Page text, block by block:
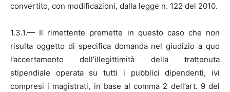
convertito, con modificazioni, dalla legge n. 122 del 2010.
1.3.1.— Il rimettente premette in questo caso che non
risulta oggetto di specifica domanda nel giudizio a quo
l’accertamento dell’illegittimità della trattenuta
stipendiale operata su tutti i pubblici dipendenti, ivi
compresi i magistrati, in base al comma 2 dell’art. 9 del